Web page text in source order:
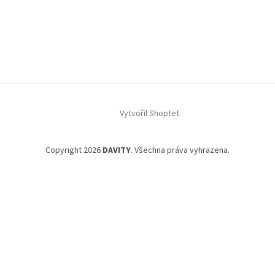
Vytvořil Shoptet
Copyright 2026 DAVITY. Všechna práva vyhrazena.